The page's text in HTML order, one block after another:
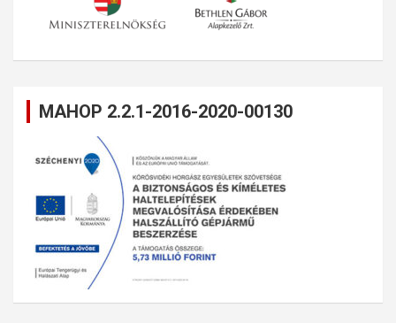
MAHOP 2.2.1-2016-2020-00130